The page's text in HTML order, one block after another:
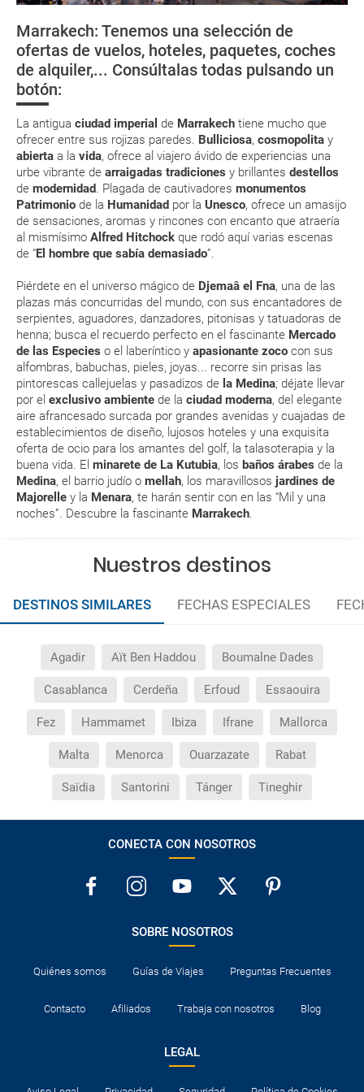
Marrakech: Tenemos una selección de
ofertas de vuelos, hoteles, paquetes, coches
de alquiler,... Consúltalas todas pulsando un
botón:
La antigua ciudad imperial de Marrakech tiene mucho que
ofrecer entre sus rojizas paredes. Bulliciosa, cosmopolita y
abierta a la vida, ofrece al viajero ávido de experiencias una
urbe vibrante de arraigadas tradiciones y brillantes destellos
de modernidad . Plagada de cautivadores monumentos
Patrimonio de la Humanidad por la Unesco, ofrece un amasijo
de sensaciones, aromas y rincones con encanto que atraería
al mismísimo Alfred Hitchock que rodó aquí varias escenas
de “El hombre que sabía demasiado”.
Piérdete en el universo mágico de Djemaâ el Fna, una de las
plazas más concurridas del mundo, con sus encantadores de
serpientes, aguadores, danzadores, pitonisas y tatuadoras de
henna; busca el recuerdo perfecto en el fascinante Mercado
de las Especies o el laberíntico y apasionante zoco con sus
alfombras, babuchas, pieles, joyas... recorre sin prisas las
pintorescas callejuelas y pasadizos de la Medina; déjate llevar
por el exclusivo ambiente de la ciudad moderna, del elegante
aire afrancesado surcada por grandes avenidas y cuajadas de
establecimientos de diseño, lujosos hoteles y una exquisita
oferta de ocio para los amantes del golf, la talasoterapia y la
buena vida. El minarete de La Kutubia, los baños árabes de la
Medina, el barrio judío o mellah, los maravillosos jardines de
Majorelle y la Menara, te harán sentir con en las “Mil y una
noches”. Descubre la fascinante Marrakech
Tánger Casablanca Rabat
Salud y seguridad
¿Dónde Alojarse?
in por su web.
Eso sí, deberás estar atento si viajas con una compañía low cost, debido
a que muchas de ellas exigen la presentación de la tarjeta de embarque
(que deberás realizar a través de su web) para que no te carguen un
suplemento extra en el mismo aeropuerto.
En caso de tener que enviarte la documentación de un paquete
vacacional (Caribe, circuitos, tours...) te enviaremos la documentación
de tu reserva alrededor de 10 días antes de salida, la cual deberás
imprimir y llevar contigo en el viaje.
Esta documentación te será requerida en el mostrador de la compañía
aérea a la hora de realizar el check-in el día de la salida.
MODIFICACIÓN ó CANCELACIÓN ¿Puedo anular o
generar una anulación o modificación del viaje?
¿Qué caducidad debe tener mi pasaporte para ir
a...?
¿Con cuánta antelación tengo que estar en el
aeropuerto?
RESERVAR ¿Cómo puedo reservar un viaje de
paquete vacacional en la página web?
Al realizar la reserva, uno de los servicios ha
quiero al hacer mi solicitud de reserva?
dirigirme?
reservas de viajes?
país si viajo a América?
¿Qué hago si el traslado contratado del aeropuerto
al hotel o viceversa no ha aparecido?
precio de un adulto?
Nuestros destinos
DESTINOS SIMILARES FECHAS ESPECIALES
Agadir Aït Ben Haddou Boumalne Dades
Casablanca Cerdeña Erfoud Essaouira
Fez Hammamet Ibiza Ifrane Mallorca
Malta Menorca Ouarzazate Rabat
Saïdia Santorini Tánger Tineghir
CONECTA CON NOSOTROS
SOBRE NOSOTROS
Quiénes somos Guías de Viajes Preguntas Frecuentes
Contacto Afiliados Trabaja con nosotros Blog
LEGAL